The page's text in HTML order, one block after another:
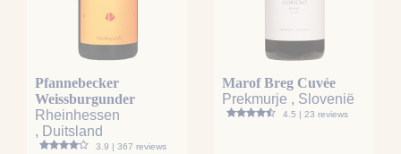
Pfannebecker
Weissburgunder
Rheinhessen
, Duitsland
3.9 | 367 reviews
Marof Breg Cuvée
Prekmurje , Slovenië
4.5 | 23 reviews